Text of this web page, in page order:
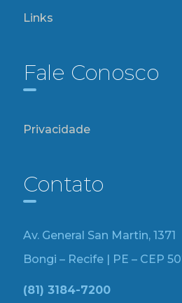
Links
Fale Conosco
Privacidade
Contato
Av. General San Martin, 1371
Bongi – Recife | PE – CEP
(81) 3184-7200